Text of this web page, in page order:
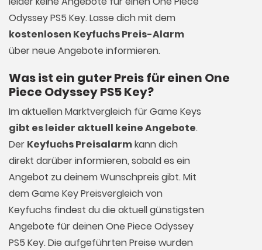
Odyssey PS5 Key. Lasse dich mit dem
kostenlosen Keyfuchs Preis-Alarm
über neue Angebote informieren.
Was ist ein guter Preis für einen One
Piece Odyssey PS5 Key?
Im aktuellen Marktvergleich fürGame Keys
gibt es leider aktuell keine Angebote.
Der Keyfuchs Preisalarmkann dich
direkt darüber informieren, sobald es ein
Angebot zu deinem Wunschpreis gibt. Mit
dem Game Key Preisvergleich von
Keyfuchs findest du die aktuell günstigsten
Angebote für deinen One Piece Odyssey
PS5 Key. Die aufgeführten Preise wurden